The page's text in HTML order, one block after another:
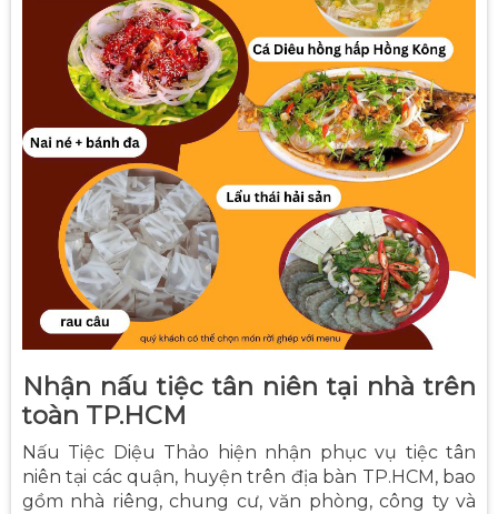
Nhận nấu tiệc tân niên tại nhà trên
toàn TP.HCM
Nấu Tiệc Diệu Thảo hiện nhận phục vụ tiệc tân
niên tại các quận, huyện trên địa bàn TP.HCM, bao
gồm nhà riêng, chung cư, văn phòng, công ty và